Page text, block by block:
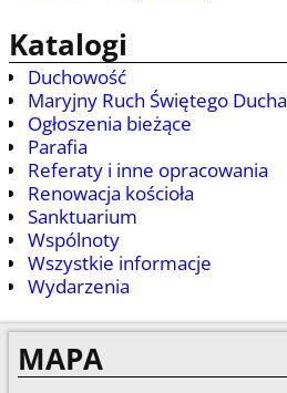
Katalogi
Duchowość
Maryjny Ruch Świętego Ducha
Ogłoszenia bieżące
Parafia
Referaty i inne opracowania
Renowacja kościoła
Sanktuarium
Wspólnoty
Wszystkie informacje
Wydarzenia
MAPA